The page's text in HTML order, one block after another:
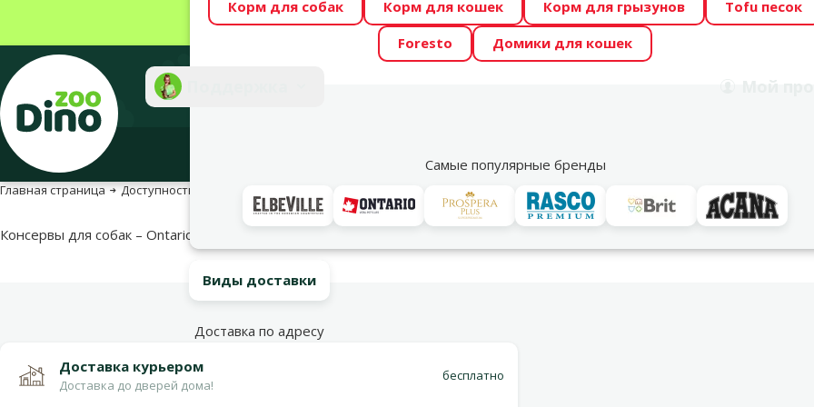
Весь месяц Dino Zoo предлагает отличные цены на ТОП-овые корма! 🍖
Фотоконкурс “GADA ŪSAIŅI”! Возможно Твой питомец станет звездой
Корм для собак Корм для кошек Корм для грызунов
Tofu песок
Foresto
Домики для кошек
Самые популярные бренды
Акции
Главная страница Доступность продукта
Варианты доставки
Консервы для собак – Ontario Dog Liver with Chicken in Broth, 100 г
Виды доставки
Доставка по адресу
Доставка курьером
Доставка до дверей дома!
бесплатно